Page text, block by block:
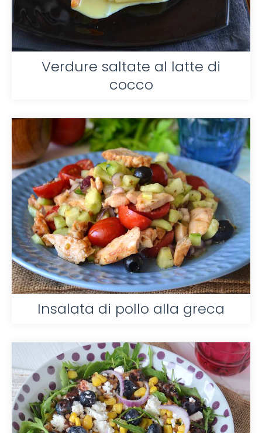
Verdure saltate al latte di
cocco
Insalata di pollo alla greca